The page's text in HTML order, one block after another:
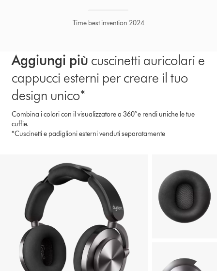
Time best invention 2024
Aggiungi più cuscinetti auricolari e
cappucci esterni per creare il tuo
design unico*
Combina i colori con il visualizzatore a 360° e rendi uniche le tue
cuffie.
*Cuscinetti e padiglioni esterni venduti separatamente